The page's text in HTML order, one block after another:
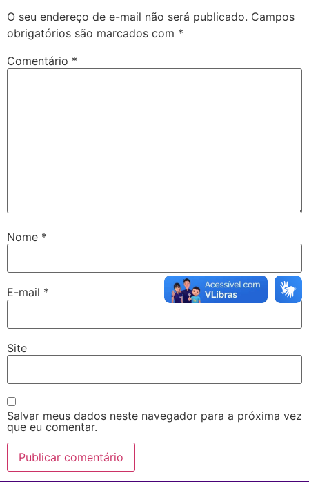
O seu endereço de e-mail não será publicado. Campos
obrigatórios são marcados com *
Comentário *
Nome *
E-mail *
Site
Salvar meus dados neste navegador para a próxima vez
que eu comentar.